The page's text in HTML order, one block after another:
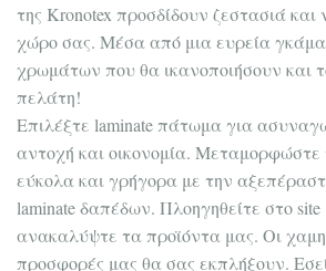
της Kronotex προσδίδουν ζεστασιά
χώρο σας. Μέσα από μια ευρεία
χρωμάτων που θα ικανοποιήσουν και
πελάτη!
Επιλέξτε laminate πάτωμα για
αντοχή και οικονομία.
εύκολα και γρήγορα με την
laminate δαπέδων. Πλοηγηθείτε στο site
ανακαλύψτε τα προϊόντα μας. Οι
προσφορές μας θα σας εκπλήξουν.